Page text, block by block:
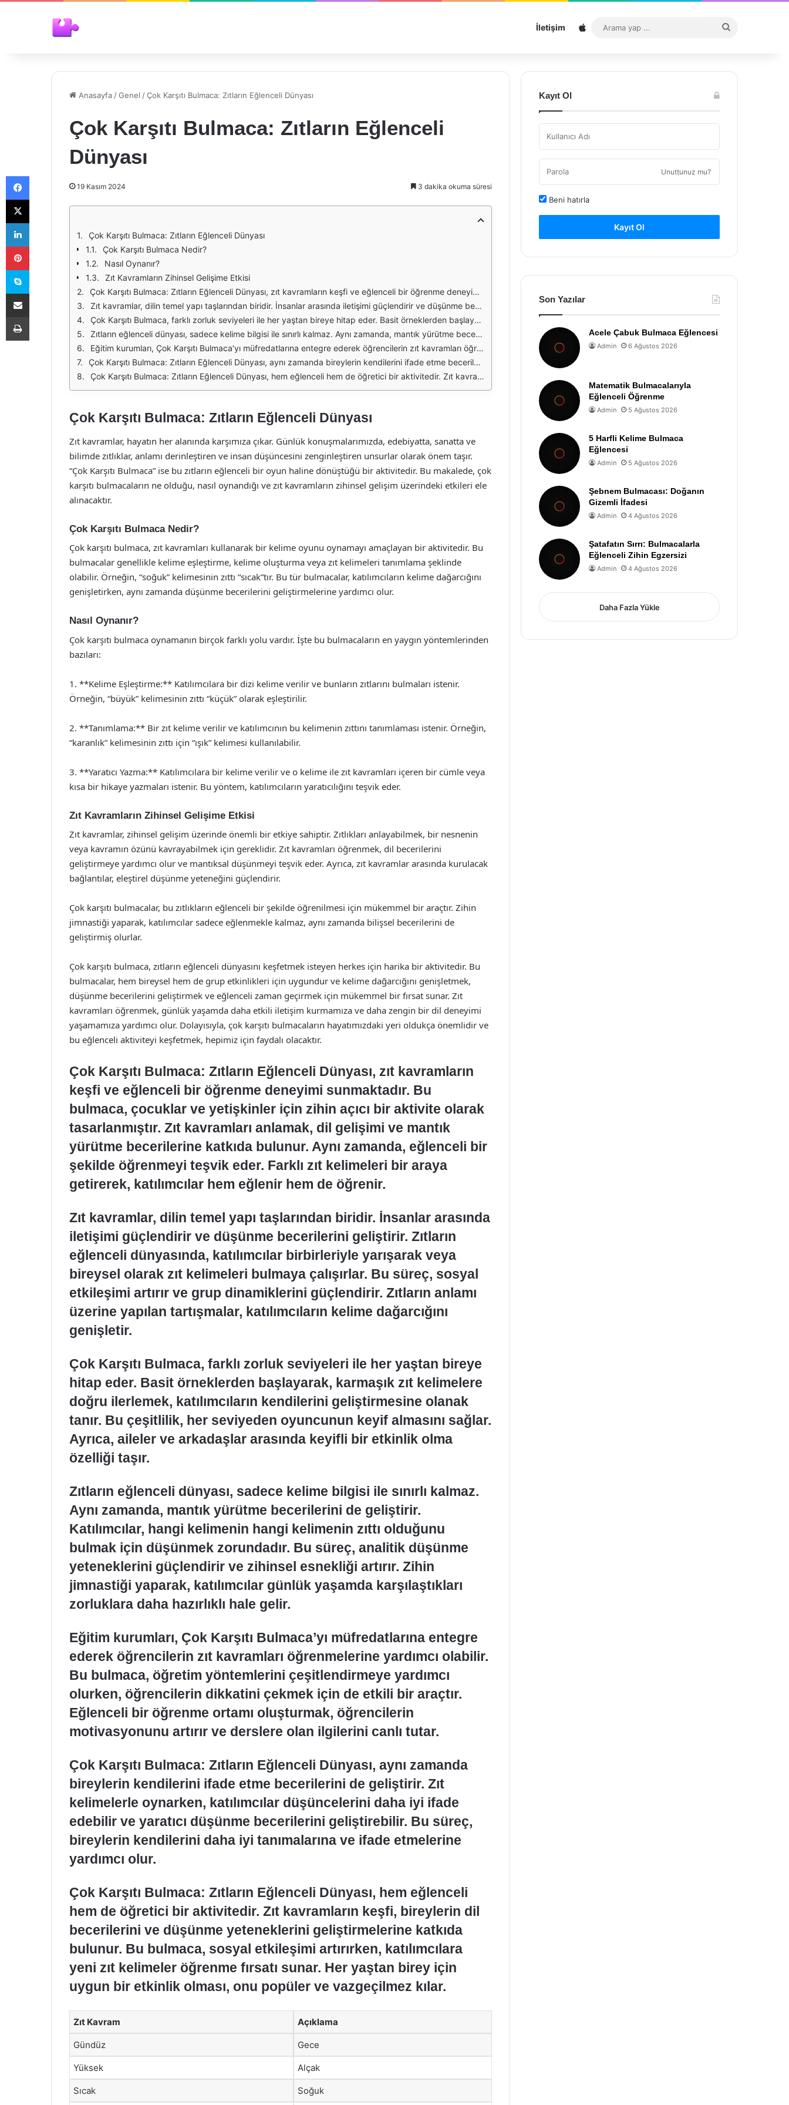
İletişim Sitemap
...
Anasayfa /Genel /Çok Karşıtı Bulmaca: Zıtların Eğlenceli Dünyası
Çok Karşıtı Bulmaca: Zıtların Eğlenceli
Dünyası
19 Kasım 2024 3 dakika okuma süresi
Çok Karşıtı Bulmaca: Zıtların Eğlenceli Dünyası
Çok Karşıtı Bulmaca Nedir?
Nasıl Oynanır?
Zıt Kavramların Zihinsel Gelişime Etkisi
Çok Karşıtı Bulmaca: Zıtların Eğlenceli Dünyası, zıt kavramların keşfi ve eğlenceli bir öğrenme deneyimi sunmaktadır. Bu bulmaca, çocuklar ve yetişkinler için zihin açıcı bir aktivite olarak tasarlanmıştır. Zıt kavramları anlamak, dil gelişimi ve mantık yürütme becerilerine katkıda bulunur. Aynı zamanda, eğlenceli bir şekilde öğrenmeyi teşvik eder. Farklı zıt kelimeleri bir araya getirerek, katılımcılar hem eğlenir hem de öğrenir.
Zıt kavramlar, dilin temel yapı taşlarından biridir. İnsanlar arasında iletişimi güçlendirir ve düşünme becerilerini geliştirir. Zıtların eğlenceli dünyasında, katılımcılar birbirleriyle yarışarak veya bireysel olarak zıt kelimeleri bulmaya çalışırlar. Bu süreç, sosyal etkileşimi artırır ve grup dinamiklerini güçlendirir. Zıtların anlamı üzerine yapılan tartışmalar, katılımcıların kelime dağarcığını genişletir.
Çok Karşıtı Bulmaca, farklı zorluk seviyeleri ile her yaştan bireye hitap eder. Basit örneklerden başlayarak, karmaşık zıt kelimelere doğru ilerlemek, katılımcıların kendilerini geliştirmesine olanak tanır. Bu çeşitlilik, her seviyeden oyuncunun keyif almasını sağlar. Ayrıca, aileler ve arkadaşlar arasında keyifli bir etkinlik olma özelliği taşır.
Zıtların eğlenceli dünyası, sadece kelime bilgisi ile sınırlı kalmaz. Aynı zamanda, mantık yürütme becerilerini de geliştirir. Katılımcılar, hangi kelimenin hangi kelimenin zıttı olduğunu bulmak için düşünmek zorundadır. Bu süreç, analitik düşünme yeteneklerini güçlendirir ve zihinsel esnekliği artırır. Zihin jimnastiği yaparak, katılımcılar günlük yaşamda karşılaştıkları zorluklara daha hazırlıklı hale gelir.
Eğitim kurumları, Çok Karşıtı Bulmaca’yı müfredatlarına entegre ederek öğrencilerin zıt kavramları öğrenmelerine yardımcı olabilir. Bu bulmaca, öğretim yöntemlerini çeşitlendirmeye yardımcı olurken, öğrencilerin dikkatini çekmek için de etkili bir araçtır. Eğlenceli bir öğrenme ortamı oluşturmak, öğrencilerin motivasyonunu artırır ve derslere olan ilgilerini canlı tutar.
Çok Karşıtı Bulmaca: Zıtların Eğlenceli Dünyası, aynı zamanda bireylerin kendilerini ifade etme becerilerini de geliştirir. Zıt kelimelerle oynarken, katılımcılar düşüncelerini daha iyi ifade edebilir ve yaratıcı düşünme becerilerini geliştirebilir. Bu süreç, bireylerin kendilerini daha iyi tanımalarına ve ifade etmelerine yardımcı olur.
Çok Karşıtı Bulmaca: Zıtların Eğlenceli Dünyası, hem eğlenceli hem de öğretici bir aktivitedir. Zıt kavramların keşfi, bireylerin dil becerilerini ve düşünme yeteneklerini geliştirmelerine katkıda bulunur. Bu bulmaca, sosyal etkileşimi artırırken, katılımcılara yeni zıt kelimeler öğrenme fırsatı sunar. Her yaştan birey için uygun bir etkinlik olması, onu popüler ve vazgeçilmez kılar.
Çok Karşıtı Bulmaca: Zıtların Eğlenceli Dünyası
Zıt kavramlar, hayatın her alanında karşımıza çıkar. Günlük konuşmalarımızda, edebiyatta, sanatta ve
bilimde zıtlıklar, anlamı derinleştiren ve insan düşüncesini zenginleştiren unsurlar olarak önem taşır.
“Çok Karşıtı Bulmaca” ise bu zıtların eğlenceli bir oyun haline dönüştüğü bir aktivitedir. Bu makalede, çok
karşıtı bulmacaların ne olduğu, nasıl oynandığı ve zıt kavramların zihinsel gelişim üzerindeki etkileri ele
alınacaktır.
Çok Karşıtı Bulmaca Nedir?
Çok karşıtı bulmaca, zıt kavramları kullanarak bir kelime oyunu oynamayı amaçlayan bir aktivitedir. Bu
bulmacalar genellikle kelime eşleştirme, kelime oluşturma veya zıt kelimeleri tanımlama şeklinde
olabilir. Örneğin, “soğuk” kelimesinin zıttı “sıcak”tır. Bu tür bulmacalar, katılımcıların kelime dağarcığını
genişletirken, aynı zamanda düşünme becerilerini geliştirmelerine yardımcı olur.
Nasıl Oynanır?
Çok karşıtı bulmaca oynamanın birçok farklı yolu vardır. İşte bu bulmacaların en yaygın yöntemlerinden
bazıları:
1. **Kelime Eşleştirme:** Katılımcılara bir dizi kelime verilir ve bunların zıtlarını bulmaları istenir.
Örneğin, “büyük” kelimesinin zıttı “küçük” olarak eşleştirilir.
2. **Tanımlama:** Bir zıt kelime verilir ve katılımcının bu kelimenin zıttını tanımlaması istenir. Örneğin,
“karanlık” kelimesinin zıttı için “ışık” kelimesi kullanılabilir.
3. **Yaratıcı Yazma:** Katılımcılara bir kelime verilir ve o kelime ile zıt kavramları içeren bir cümle veya
kısa bir hikaye yazmaları istenir. Bu yöntem, katılımcıların yaratıcılığını teşvik eder.
Zıt Kavramların Zihinsel Gelişime Etkisi
Zıt kavramlar, zihinsel gelişim üzerinde önemli bir etkiye sahiptir. Zıtlıkları anlayabilmek, bir nesnenin
veya kavramın özünü kavrayabilmek için gereklidir. Zıt kavramları öğrenmek, dil becerilerini
geliştirmeye yardımcı olur ve mantıksal düşünmeyi teşvik eder. Ayrıca, zıt kavramlar arasında kurulacak
bağlantılar, eleştirel düşünme yeteneğini güçlendirir.
Çok karşıtı bulmacalar, bu zıtlıkların eğlenceli bir şekilde öğrenilmesi için mükemmel bir araçtır. Zihin
jimnastiği yaparak, katılımcılar sadece eğlenmekle kalmaz, aynı zamanda bilişsel becerilerini de
geliştirmiş olurlar.
Çok karşıtı bulmaca, zıtların eğlenceli dünyasını keşfetmek isteyen herkes için harika bir aktivitedir. Bu
bulmacalar, hem bireysel hem de grup etkinlikleri için uygundur ve kelime dağarcığını genişletmek,
düşünme becerilerini geliştirmek ve eğlenceli zaman geçirmek için mükemmel bir fırsat sunar. Zıt
kavramları öğrenmek, günlük yaşamda daha etkili iletişim kurmamıza ve daha zengin bir dil deneyimi
yaşamamıza yardımcı olur. Dolayısıyla, çok karşıtı bulmacaların hayatımızdaki yeri oldukça önemlidir ve
bu eğlenceli aktiviteyi keşfetmek, hepimiz için faydalı olacaktır.
Çok Karşıtı Bulmaca: Zıtların Eğlenceli Dünyası, zıt kavramların
keşfi ve eğlenceli bir öğrenme deneyimi sunmaktadır. Bu
bulmaca, çocuklar ve yetişkinler için zihin açıcı bir aktivite olarak
tasarlanmıştır. Zıt kavramları anlamak, dil gelişimi ve mantık
yürütme becerilerine katkıda bulunur. Aynı zamanda, eğlenceli bir
şekilde öğrenmeyi teşvik eder. Farklı zıt kelimeleri bir araya
getirerek, katılımcılar hem eğlenir hem de öğrenir.
Zıt kavramlar, dilin temel yapı taşlarından biridir. İnsanlar arasında
iletişimi güçlendirir ve düşünme becerilerini geliştirir. Zıtların
eğlenceli dünyasında, katılımcılar birbirleriyle yarışarak veya
bireysel olarak zıt kelimeleri bulmaya çalışırlar. Bu süreç, sosyal
etkileşimi artırır ve grup dinamiklerini güçlendirir. Zıtların anlamı
üzerine yapılan tartışmalar, katılımcıların kelime dağarcığını
genişletir.
Çok Karşıtı Bulmaca, farklı zorluk seviyeleri ile her yaştan bireye
hitap eder. Basit örneklerden başlayarak, karmaşık zıt kelimelere
doğru ilerlemek, katılımcıların kendilerini geliştirmesine olanak
tanır. Bu çeşitlilik, her seviyeden oyuncunun keyif almasını sağlar.
Ayrıca, aileler ve arkadaşlar arasında keyifli bir etkinlik olma
özelliği taşır.
Zıtların eğlenceli dünyası, sadece kelime bilgisi ile sınırlı kalmaz.
Aynı zamanda, mantık yürütme becerilerini de geliştirir.
Katılımcılar, hangi kelimenin hangi kelimenin zıttı olduğunu
bulmak için düşünmek zorundadır. Bu süreç, analitik düşünme
yeteneklerini güçlendirir ve zihinsel esnekliği artırır. Zihin
jimnastiği yaparak, katılımcılar günlük yaşamda karşılaştıkları
zorluklara daha hazırlıklı hale gelir.
Eğitim kurumları, Çok Karşıtı Bulmaca’yı müfredatlarına entegre
ederek öğrencilerin zıt kavramları öğrenmelerine yardımcı olabilir.
Bu bulmaca, öğretim yöntemlerini çeşitlendirmeye yardımcı
olurken, öğrencilerin dikkatini çekmek için de etkili bir araçtır.
Eğlenceli bir öğrenme ortamı oluşturmak, öğrencilerin
motivasyonunu artırır ve derslere olan ilgilerini canlı tutar.
Çok Karşıtı Bulmaca: Zıtların Eğlenceli Dünyası, aynı zamanda
bireylerin kendilerini ifade etme becerilerini de geliştirir. Zıt
kelimelerle oynarken, katılımcılar düşüncelerini daha iyi ifade
edebilir ve yaratıcı düşünme becerilerini geliştirebilir. Bu süreç,
bireylerin kendilerini daha iyi tanımalarına ve ifade etmelerine
yardımcı olur.
Çok Karşıtı Bulmaca: Zıtların Eğlenceli Dünyası, hem eğlenceli
hem de öğretici bir aktivitedir. Zıt kavramların keşfi, bireylerin dil
becerilerini ve düşünme yeteneklerini geliştirmelerine katkıda
bulunur. Bu bulmaca, sosyal etkileşimi artırırken, katılımcılara
yeni zıt kelimeler öğrenme fırsatı sunar. Her yaştan birey için
uygun bir etkinlik olması, onu popüler ve vazgeçilmez kılar.
Zıt Kavram Açıklama
Gündüz Gece
Yüksek Alçak
Sıcak Soğuk
Kayıt Ol
Unuttunuz mu?
Beni hatırla
Kayıt Ol
Son Yazılar
Acele Çabuk Bulmaca Eğlencesi
Admin 6 Ağustos 2026
Matematik Bulmacalarıyla
Eğlenceli Öğrenme
Admin 5 Ağustos 2026
5 Harfli Kelime Bulmaca
Eğlencesi
Admin 5 Ağustos 2026
Şebnem Bulmacası: Doğanın
Gizemli İfadesi
Admin 4 Ağustos 2026
Şatafatın Sırrı: Bulmacalarla
Eğlenceli Zihin Egzersizi
Admin 4 Ağustos 2026
Daha Fazla Yükle
Facebook
X
LinkedIn
Pinterest
Skype
E-Posta ile paylaş